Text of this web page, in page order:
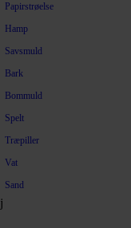
Papirstrøelse
Hamp
Savsmuld
Bark
Bommuld
Spelt
Træpiller
Vat
Sand